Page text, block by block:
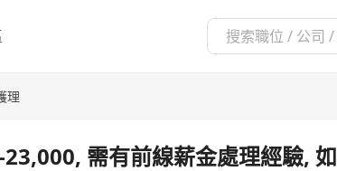
理
需有前線薪金處理經驗, 如